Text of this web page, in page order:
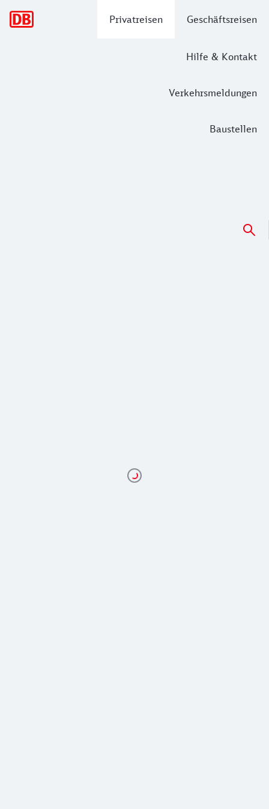
Privatreisen Geschäftsreisen
Hilfe & Kontakt
Verkehrsmeldungen
Baustellen